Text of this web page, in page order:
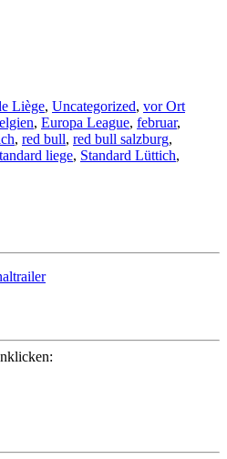
Liège, Uncategorized, vor Ort
, Europa League, februar,
, red bull, red bull salzburg,
liege, Standard Lüttich,